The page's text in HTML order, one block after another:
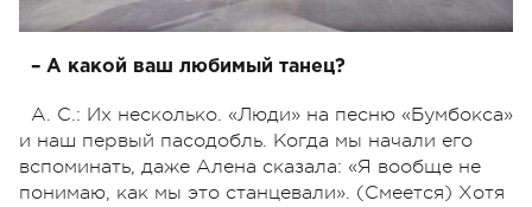
– А какой ваш любимый танец?
А. С.: Их несколько. «Люди» на песню «Бумбокса»
и наш первый пасодобль. Когда мы начали его
вспоминать, даже Алена сказала: «Я вообще не
понимаю, как мы это станцевали». (Смеется) Хотя